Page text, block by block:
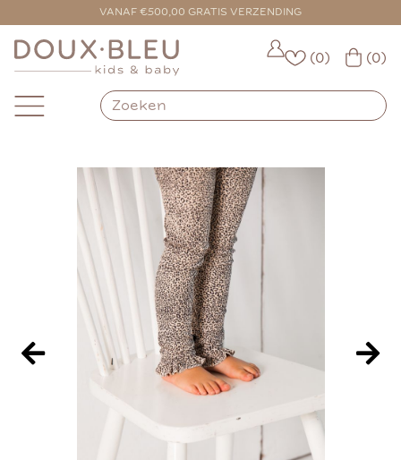
VANAF €500,00 GRATIS VERZENDING
VOOR 16:00 BESTELD = VANDAAG VERZONDEN
(0) (0)